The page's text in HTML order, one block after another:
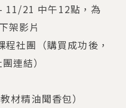
21 中午12點，為
架影片
社團（購買成功後，
連結）
材精油聞香包）